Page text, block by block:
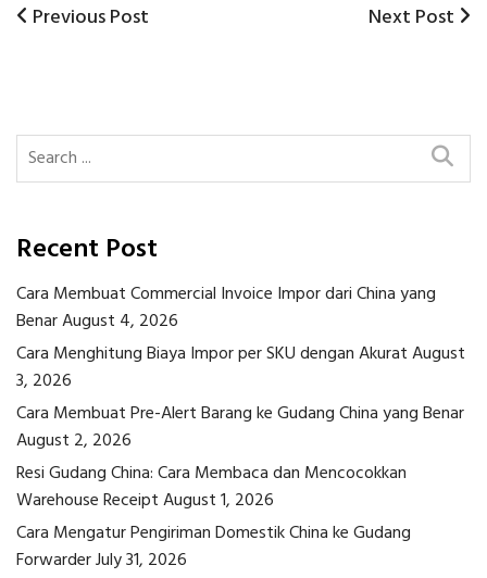
Post
Previous
Previous Post
Next
Next Post
Recent Post
Cara Membuat Commercial Invoice Impor dari China yang
BenarAugust 4, 2026
Cara Menghitung Biaya Impor per SKU dengan AkuratAugust
3, 2026
Cara Membuat Pre-Alert Barang ke Gudang China yang Benar
August 2, 2026
Resi Gudang China: Cara Membaca dan Mencocokkan
Warehouse ReceiptAugust 1, 2026
Cara Mengatur Pengiriman Domestik China ke Gudang
ForwarderJuly 31, 2026